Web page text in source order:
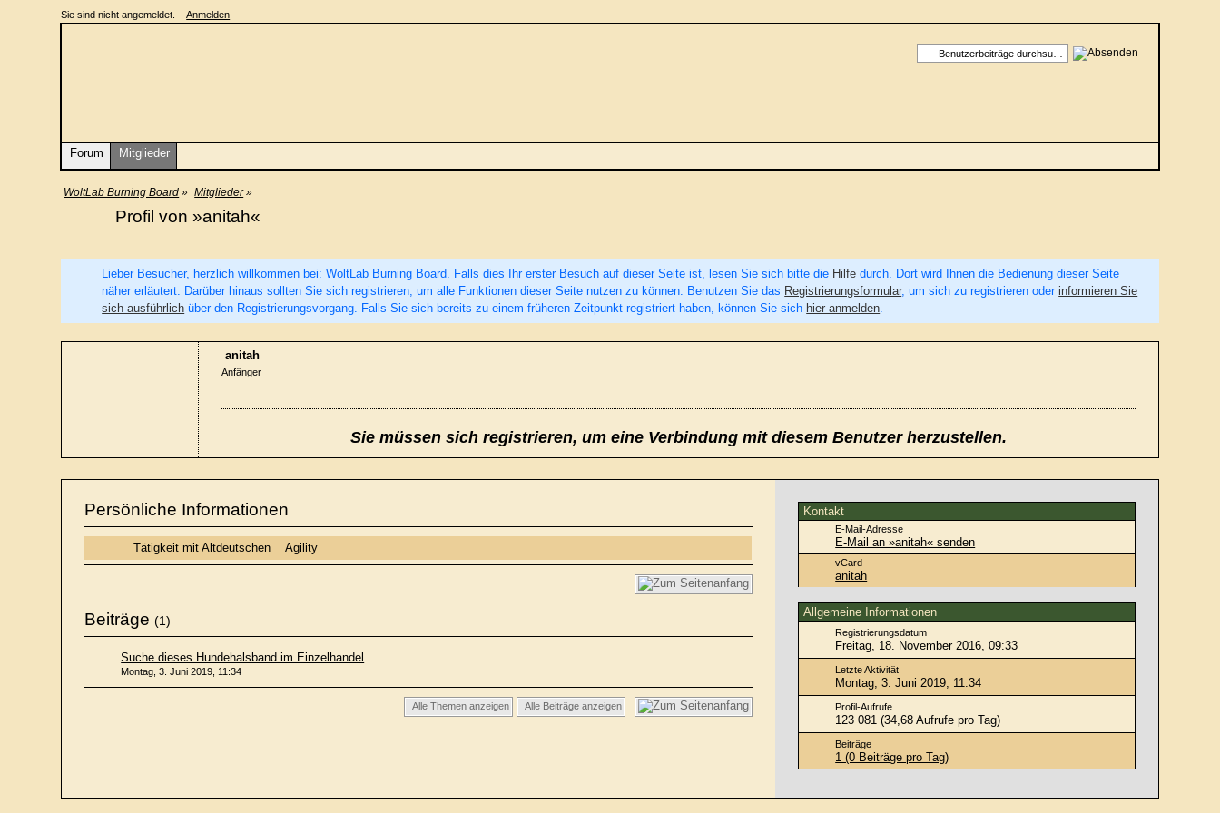
Sie sind nicht angemeldet. Anmelden
Forum Mitglieder
WoltLab Burning Board » Mitglieder»
Profil von »anitah«
Lieber Besucher, herzlich willkommen bei: WoltLab Burning Board. Falls dies Ihr erster Besuch auf dieser Seite ist, lesen Sie sich bitte die Hilfe durch. Dort wird Ihnen die Bedienung dieser Seite
näher erläutert. Darüber hinaus sollten Sie sich registrieren, um alle Funktionen dieser Seite nutzen zu können. Benutzen Sie das Registrierungsformular, um sich zu registrieren oderinformieren Sie
sich ausführlich über den Registrierungsvorgang. Falls Sie sich bereits zu einem früheren Zeitpunkt registriert haben, können Sie sich hier anmelden.
anitah
Anfänger
Sie müssen sich registrieren, um eine Verbindung mit diesem Benutzer herzustellen.
Persönliche Informationen
Tätigkeit mit Altdeutschen Agility
Beiträge (1)
Suche dieses Hundehalsband im Einzelhandel
Montag, 3. Juni 2019, 11:34
Alle Beiträge anzeigen
Alle Themen anzeigen
Kontakt
E-Mail-Adresse
E-Mail an »anitah« senden
vCard
anitah
Allgemeine Informationen
Registrierungsdatum
Freitag, 18. November 2016, 09:33
Letzte Aktivität
Montag, 3. Juni 2019, 11:34
Profil-Aufrufe
123 081 (34,68 Aufrufe pro Tag)
Beiträge
1 (0 Beiträge pro Tag)